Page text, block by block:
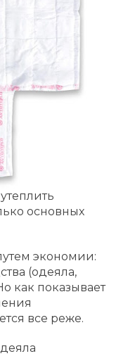
основных
экономии:
(одеяла,
как показывает
все реже.